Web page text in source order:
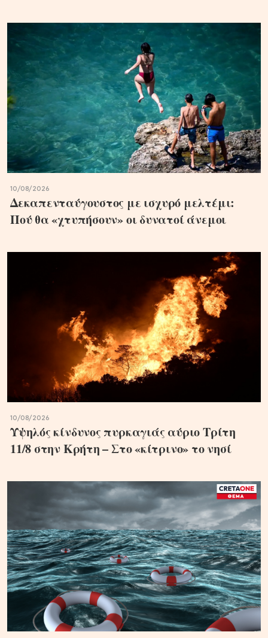
10/08/2026
Δεκαπενταύγουστος με ισχυρό μελτέμι:
Πού θα «χτυπήσουν» οι δυνατοί άνεμοι
10/08/2026
Υψηλός κίνδυνος πυρκαγιάς αύριο Τρίτη
11/8 στην Κρήτη – Στο «κίτρινο» το νησί